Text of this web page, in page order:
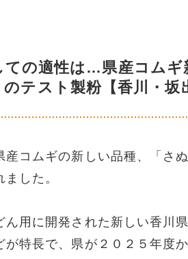
の適性は…県産コムギ
のテスト製粉【香川・坂
コムギの新しい品種、「さ
した。
ん用に開発された新しい香川
特長で、県が２０２５年度